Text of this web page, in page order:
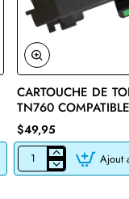
CARTOUCHE DE
TN760
$49,95
CARTOUCHE
DE
Ajout